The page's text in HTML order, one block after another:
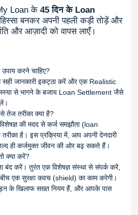
Loan के 45 दिन के Loan
बनकर अपनी पहली कड़ी तोड़ें और
और आज़ादी को वापस लाएँ।
करने चाहिए?
जानकारी इकट्ठा करें और एक Realistic
से भागने के बजाय Loan Settlement जैसे
तेज तरीका क्या है?
की मदद से कर्ज समझौता (loan
है। इस प्रक्रिया में, आप अपनी देनदारी
ही कर्जमुक्त जीवन की ओर बढ़ सकते हैं।
क्या करें?
बंद करें। तुरंत एक विशेषज्ञ संस्था से संपर्क करें,
एक सुरक्षा कवच (shield) का काम करेगी।
के खिलाफ सख्त नियम हैं, और आपके पास